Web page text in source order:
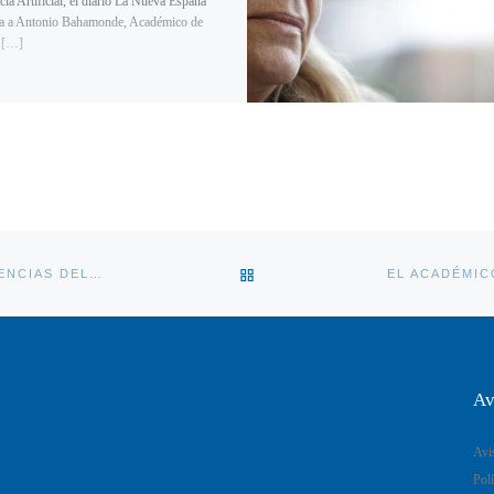
a Antonio Bahamonde, Académico de
[…]
VOLVER A LA LISTA DE